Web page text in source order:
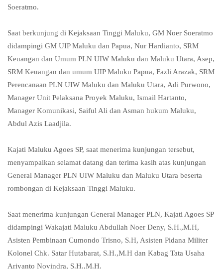
Soeratmo.
Saat berkunjung di Kejaksaan Tinggi Maluku, GM Noer Soeratmo
didampingi GM UIP Maluku dan Papua, Nur Hardianto, SRM
Keuangan dan Umum PLN UIW Maluku dan Maluku Utara, Asep,
SRM Keuangan dan umum UIP Maluku Papua, Fazli Arazak, SRM
Perencanaan PLN UIW Maluku dan Maluku Utara, Adi Purwono,
⁠Manager Unit Pelaksana Proyek Maluku, Ismail Hartanto,
Manager Komunikasi, Saiful Ali dan ⁠Asman hukum Maluku,
Abdul Azis Laadjila.
Kajati Maluku Agoes SP, saat menerima kunjungan tersebut,
menyampaikan selamat datang dan terima kasih atas kunjungan
General Manager PLN UIW Maluku dan Maluku Utara beserta
rombongan di Kejaksaan Tinggi Maluku.
Saat menerima kunjungan General Manager PLN, Kajati Agoes SP
didampingi Wakajati Maluku Abdullah Noer Deny, S.H.,M.H,
Asisten Pembinaan Cumondo Trisno, S.H, Asisten Pidana Militer
Kolonel Chk. Satar Hutabarat, S.H.,M.H dan Kabag Tata Usaha
Ariyanto Novindra, S.H.,M.H.